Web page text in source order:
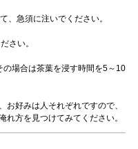
、急須に注いでください。
さい。
場合は茶葉を浸す時間を5～10
お好みは人それぞれですので、
れ方を見つけてみてください。